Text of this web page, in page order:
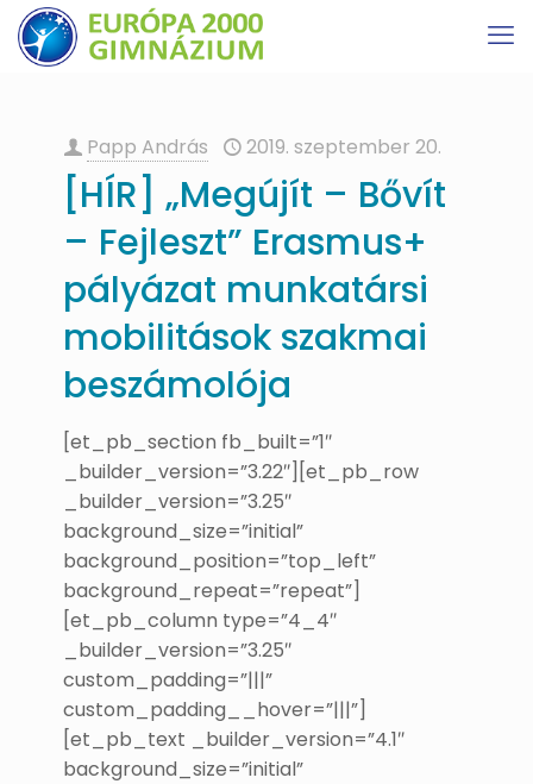
Papp András 2019. szeptember 20.
[HÍR] „Megújít – Bővít
– Fejleszt” Erasmus+
pályázat munkatársi
mobilitások szakmai
beszámolója
[et_pb_section fb_built=”1″
_builder_version=”3.22″][et_pb_row
_builder_version=”3.25″
background_size=”initial”
background_position=”top_left”
background_repeat=”repeat”]
[et_pb_column type=”4_4″
_builder_version=”3.25″
custom_padding=”|||”
custom_padding__hover=”|||”]
[et_pb_text _builder_version=”4.1″
background_size=”initial”